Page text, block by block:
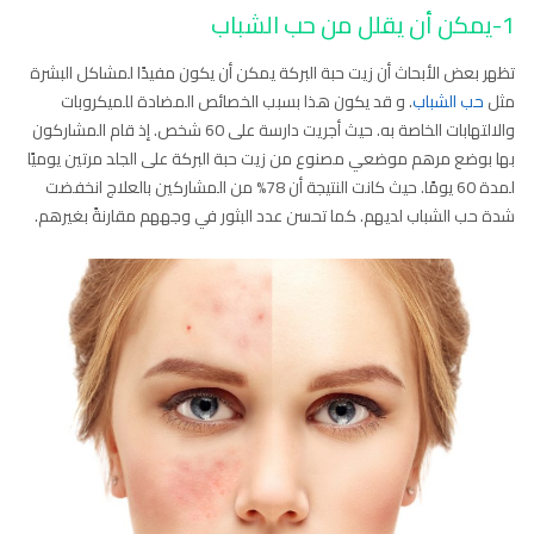
1-يمكن أن يقلل من حب الشباب
تظهر بعض الأبحاث أن زيت حبة البركة يمكن أن يكون مفيدًا لمشاكل البشرة
مثلحب الشباب. و قد يكون هذا بسبب الخصائص المضادة للميكروبات
والالتهابات الخاصة به. حيث أجريت دارسة على 60 شخص. إذ قام المشاركون
بها بوضع مرهم موضعي مصنوع من زيت حبة البركة على الجلد مرتين يوميًا
لمدة 60 يومًا. حيث كانت النتيجة أن 78% من المشاركين بالعلاج انخفضت
شدة حب الشباب لديهم. كما تحسن عدد البثور في وجههم مقارنةً بغيرهم.